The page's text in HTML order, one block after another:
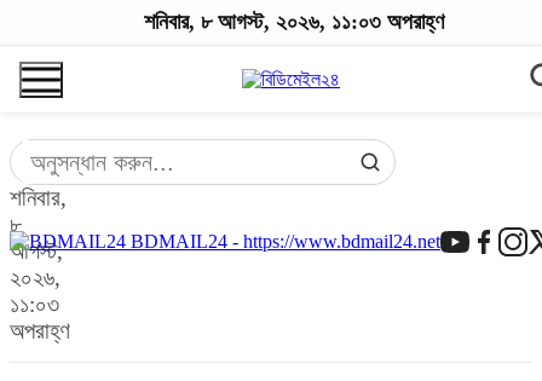
শনিবার,
৮
আগস্ট,
২০২৬,
১১:০৩
অপরাহ্ণ
BDMAIL24 - https://www.bdmail24.net
শনিবার, ৮ আগস্ট, ২০২৬, ১১:০৩ অপরাহ্ণ